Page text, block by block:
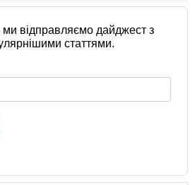
відправляємо дайджест з
статтями.